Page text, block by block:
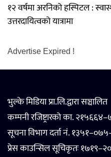
१२ वर्षमा अरनिको हस्पिटल :
उत्तरदायित्वको यात्रामा
Advertise Expired !
भुल्के मिडिया प्रा.लि.द्वारा सञ्चालित
कम्पनी रजिष्ट्रारको का.
सूचना विभाग दर्ता नं.
प्रेस काउन्सिल सूचिकृतः